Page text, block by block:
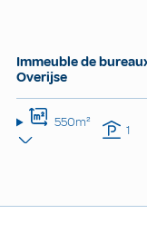
Immeuble de
Overijse
550m² 1